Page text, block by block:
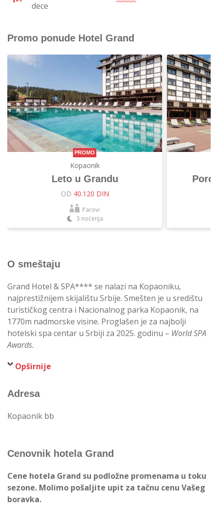
dece
O smeštaju
Grand Hotel & SPA**** se nalazi na Kopaoniku,
najprestižnijem skijalištu Srbije. Smešten je u središtu
turističkog centra i Nacionalnog parka Kopaonik, na
1770m nadmorske visine. Proglašen je za najbolji
hotelski spa centar u Srbiji za 2025. godinu – World SPA
Awards.
Opširnije
Adresa
Kopaonik bb
Promo ponude Hotel Grand
PROMO
Kopaonik
Leto u Grandu
OD 40.120 DIN
Parovi
3 noćenja
Cenovnik hotela Grand
Cene hotela Grand su podložne promenama u toku
sezone. Molimo pošaljite upit za tačnu cenu Vašeg
boravka.